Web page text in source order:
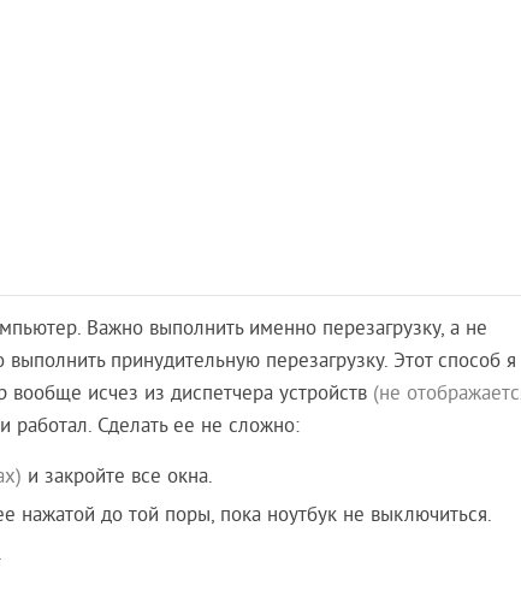
Важно выполнить именно перезагрузку, а не
принудительную перезагрузку. Этот способ я
исчез из диспетчера устройств (не
работал. Сделать ее не сложно:
и закройте все окна.
нажатой до той поры, пока ноутбук не выключиться.